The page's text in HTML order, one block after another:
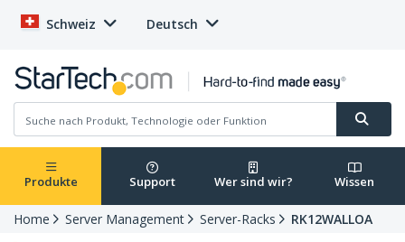
Schweiz Deutsch
Produkte Support Wer sind wir? Wissen
Home Server Management Server-Racks
RK12WALLOA